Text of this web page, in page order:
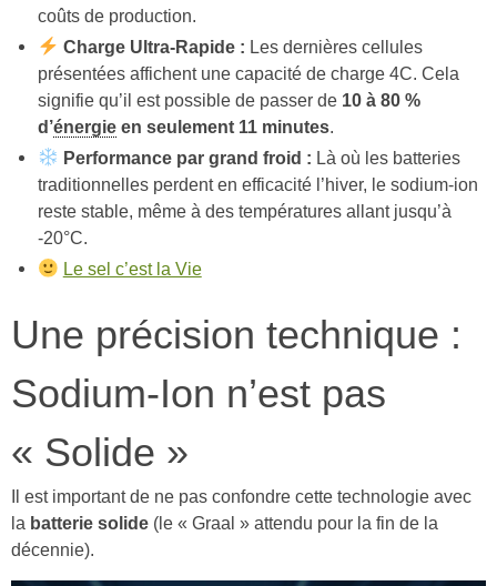
coûts de production.
Charge Ultra-Rapide : Les dernières cellules
présentées affichent une capacité de charge 4C. Cela
signifie qu’il est possible de passer de 10 à 80 %
d’énergie en seulement 11 minutes.
Performance par grand froid : Là où les batteries
traditionnelles perdent en efficacité l’hiver, le sodium-ion
reste stable, même à des températures allant jusqu’à
-20°C.
Le sel c’est la Vie
Une précision technique :
Sodium-Ion n’est pas
« Solide »
Il est important de ne pas confondre cette technologie avec
la batterie solide (le « Graal » attendu pour la fin de la
décennie).